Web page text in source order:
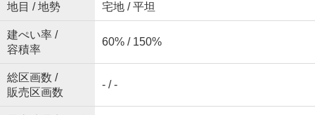
地目 / 地勢 宅地 / 平坦
建ぺい率 /
容積率
60% / 150%
総区画数 /
販売区画数
- / -